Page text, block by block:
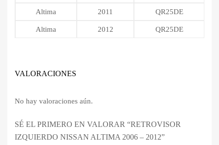
Altima 2011 QR25DE
Altima 2012 QR25DE
VALORACIONES
No hay valoraciones aún.
SÉ EL PRIMERO EN VALORAR “RETROVISOR
IZQUIERDO NISSAN ALTIMA 2006 – 2012”